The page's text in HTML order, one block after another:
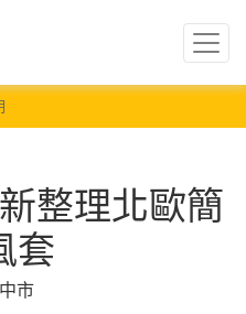
整理北歐簡
套
市